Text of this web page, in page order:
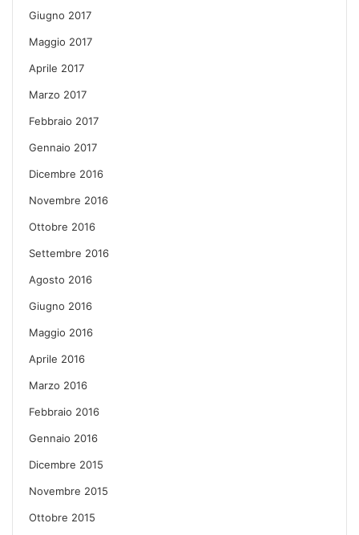
Giugno 2017
Maggio 2017
Aprile 2017
Marzo 2017
Febbraio 2017
Gennaio 2017
Dicembre 2016
Novembre 2016
Ottobre 2016
Settembre 2016
Agosto 2016
Giugno 2016
Maggio 2016
Aprile 2016
Marzo 2016
Febbraio 2016
Gennaio 2016
Dicembre 2015
Novembre 2015
Ottobre 2015